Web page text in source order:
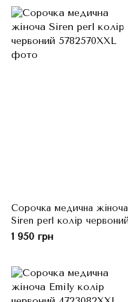
Сорочка медична жіноча
Siren perl колір червоний
1 950 грн